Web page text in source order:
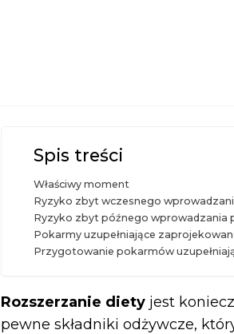
Spis treści
Właściwy moment
Ryzyko zbyt wczesnego
Ryzyko zbyt późnego wprowadzania
Pokarmy uzupełniające
Przygotowanie pokarmów
Rozszerzanie dietyjest
pewne składniki odżywcze,